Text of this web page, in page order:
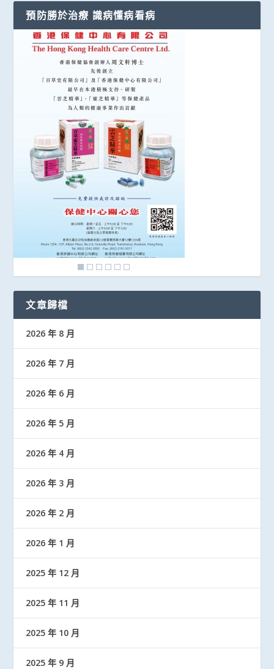
預防勝於治療 識病懂病看病
文章歸檔
2026 年 8 月
2026 年 7 月
2026 年 6 月
2026 年 5 月
2026 年 4 月
2026 年 3 月
2026 年 2 月
2026 年 1 月
2025 年 12 月
2025 年 11 月
2025 年 10 月
2025 年 9 月